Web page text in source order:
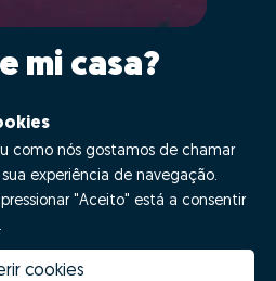
mi casa?
de hacer GO!
¡Di GO!
como nós gostamos de chamar
experiência de navegação.
"Aceito" está a consentir
cookies